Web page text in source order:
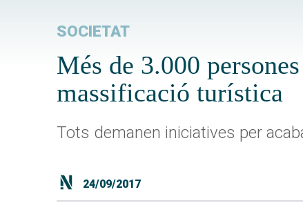
SOCIETAT
Més de 3.000
massificació turística
Tots demanen iniciatives per
24/09/2017